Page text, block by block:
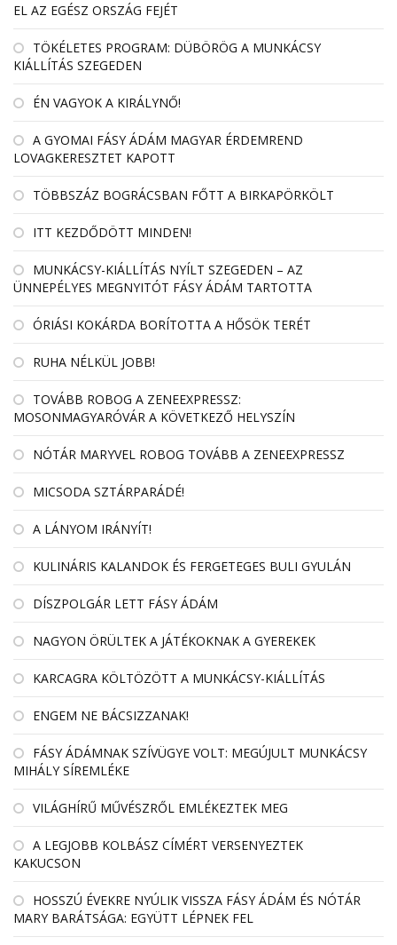
EL AZ EGÉSZ ORSZÁG FEJÉT
TÖKÉLETES PROGRAM: DÜBÖRÖG A MUNKÁCSY
KIÁLLÍTÁS SZEGEDEN
ÉN VAGYOK A KIRÁLYNŐ!
A GYOMAI FÁSY ÁDÁM MAGYAR ÉRDEMREND
LOVAGKERESZTET KAPOTT
TÖBBSZÁZ BOGRÁCSBAN FŐTT A BIRKAPÖRKÖLT
ITT KEZDŐDÖTT MINDEN!
MUNKÁCSY-KIÁLLÍTÁS NYÍLT SZEGEDEN – AZ
ÜNNEPÉLYES MEGNYITÓT FÁSY ÁDÁM TARTOTTA
ÓRIÁSI KOKÁRDA BORÍTOTTA A HŐSÖK TERÉT
RUHA NÉLKÜL JOBB!
TOVÁBB ROBOG A ZENEEXPRESSZ:
MOSONMAGYARÓVÁR A KÖVETKEZŐ HELYSZÍN
NÓTÁR MARYVEL ROBOG TOVÁBB A ZENEEXPRESSZ
MICSODA SZTÁRPARÁDÉ!
A LÁNYOM IRÁNYÍT!
KULINÁRIS KALANDOK ÉS FERGETEGES BULI GYULÁN
DÍSZPOLGÁR LETT FÁSY ÁDÁM
NAGYON ÖRÜLTEK A JÁTÉKOKNAK A GYEREKEK
KARCAGRA KÖLTÖZÖTT A MUNKÁCSY-KIÁLLÍTÁS
ENGEM NE BÁCSIZZANAK!
FÁSY ÁDÁMNAK SZÍVÜGYE VOLT: MEGÚJULT MUNKÁCSY
MIHÁLY SÍREMLÉKE
VILÁGHÍRŰ MŰVÉSZRŐL EMLÉKEZTEK MEG
A LEGJOBB KOLBÁSZ CÍMÉRT VERSENYEZTEK
KAKUCSON
HOSSZÚ ÉVEKRE NYÚLIK VISSZA FÁSY ÁDÁM ÉS NÓTÁR
MARY BARÁTSÁGA: EGYÜTT LÉPNEK FEL